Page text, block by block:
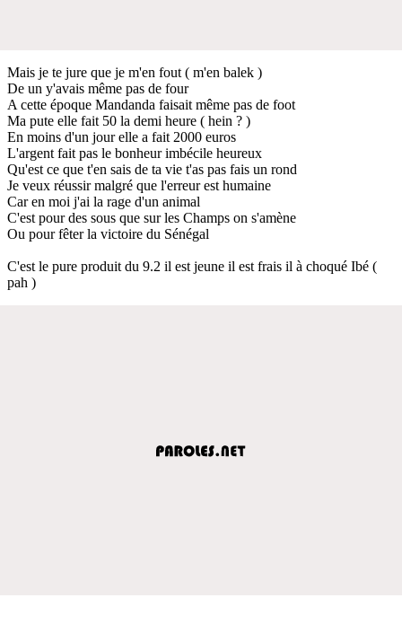
Mais je te jure que je m'en fout ( m'en balek )
De un y'avais même pas de four
A cette époque Mandanda faisait même pas de foot
Ma pute elle fait 50 la demi heure ( hein ? )
En moins d'un jour elle a fait 2000 euros
L'argent fait pas le bonheur imbécile heureux
Qu'est ce que t'en sais de ta vie t'as pas fais un rond
Je veux réussir malgré que l'erreur est humaine
Car en moi j'ai la rage d'un animal
C'est pour des sous que sur les Champs on s'amène
Ou pour fêter la victoire du Sénégal
C'est le pure produit du 9.2 il est jeune il est frais il à choqué Ibé (
pah )